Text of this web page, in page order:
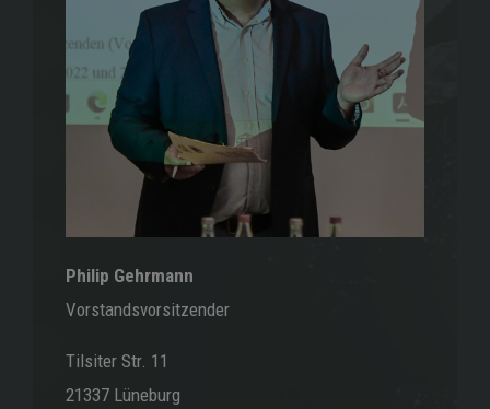
Philip Gehrmann
Vorstandsvorsitzender
Tilsiter Str. 11
21337 Lüneburg